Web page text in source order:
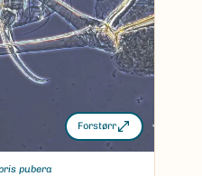
Forstørr
pubera